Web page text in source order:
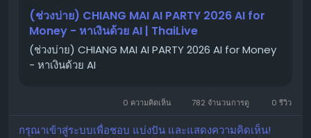
(ช่วงบ่าย) CHIANG MAI AI PARTY 2026 AI for
Money - หาเงินด้วย AI | ThaiLive
(ช่วงบ่าย) CHIANG MAI AI PARTY 2026 AI for Money
- หาเงินด้วย AI
0 ความคิดเห็น 782 จำนวนการดู 0 รีวิว
กรุณาเข้าสู่ระบบเพื่อชอบ แบ่งปัน และแสดงความคิดเห็น!